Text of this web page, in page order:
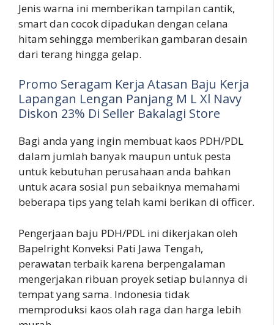
Jenis warna ini memberikan tampilan cantik,
smart dan cocok dipadukan dengan celana
hitam sehingga memberikan gambaran desain
dari terang hingga gelap.
Promo Seragam Kerja Atasan Baju Kerja
Lapangan Lengan Panjang M L Xl Navy
Diskon 23% Di Seller Bakalagi Store
Bagi anda yang ingin membuat kaos PDH/PDL
dalam jumlah banyak maupun untuk pesta
untuk kebutuhan perusahaan anda bahkan
untuk acara sosial pun sebaiknya memahami
beberapa tips yang telah kami berikan di officer.
Pengerjaan baju PDH/PDL ini dikerjakan oleh
Bapelright Konveksi Pati Jawa Tengah,
perawatan terbaik karena berpengalaman
mengerjakan ribuan proyek setiap bulannya di
tempat yang sama. Indonesia tidak
memproduksi kaos olah raga dan harga lebih